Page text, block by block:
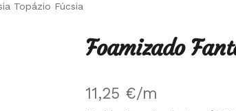
Topázio Fúcsia
Foamizado
11,25 €/m